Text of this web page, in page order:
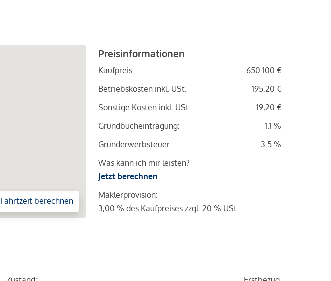
Fahrtzeit berechnen
Preisinformationen
Kaufpreis
650.100 €
Betriebskosten inkl. USt.
195,20 €
Sonstige Kosten inkl. USt.
19,20 €
Grundbucheintragung:
1.1 %
Grunderwerbsteuer:
3.5 %
Was kann ich mir leisten?
Jetzt berechnen
Maklerprovision:
3,00 % des Kaufpreises zzgl. 20 % USt.